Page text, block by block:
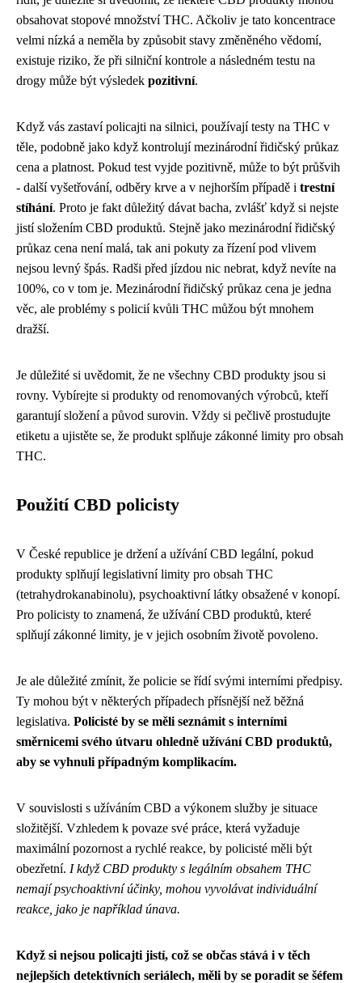
obsahovat stopové množství THC. Ačkoliv je tato koncentrace
velmi nízká a neměla by způsobit stavy změněného vědomí,
existuje riziko, že při silniční kontrole a následném testu na
drogy může být výsledek pozitivní.
Když vás zastaví policajti na silnici, používají testy na THC v
těle, podobně jako když kontrolujímezinárodní řidičský průkaz
cena a platnost. Pokud test vyjde pozitivně, může to být průšvih
- další vyšetřování, odběry krve a v nejhorším případě i trestní
stíhání. Proto je fakt důležitý dávat bacha, zvlášť když si nejste
jistí složením CBD produktů. Stejně jako mezinárodní řidičský
průkaz cena není malá, tak ani pokuty za řízení pod vlivem
nejsou levný špás. Radši před jízdou nic nebrat, když nevíte na
100%, co v tom je. Mezinárodní řidičský průkaz cena je jedna
věc, ale problémy s policií kvůli THC můžou být mnohem
dražší.
Je důležité si uvědomit, že ne všechny CBD produkty jsou si
rovny. Vybírejte si produkty od renomovaných výrobců, kteří
garantují složení a původ surovin. Vždy si pečlivě prostudujte
etiketu a ujistěte se, že produkt splňuje zákonné limity pro obsah
THC.
Použití CBD policisty
V České republice je držení a užívání CBD legální, pokud
produkty splňují legislativní limity pro obsah THC
(tetrahydrokanabinolu), psychoaktivní látky obsažené v konopí.
Pro policisty to znamená, že užívání CBD produktů, které
splňují zákonné limity, je v jejich osobním životě povoleno.
Je ale důležité zmínit, že policie se řídí svými interními předpisy.
Ty mohou být v některých případech přísnější než běžná
legislativa. Policisté by se měli seznámit s interními
směrnicemi svého útvaru ohledně užívání CBD produktů,
aby se vyhnuli případným komplikacím.
V souvislosti s užíváním CBD a výkonem služby je situace
složitější. Vzhledem k povaze své práce, která vyžaduje
maximální pozornost a rychlé reakce, by policisté měli být
obezřetní. I když CBD produkty s legálním obsahem THC
nemají psychoaktivní účinky, mohou vyvolávat individuální
reakce, jako je například únava.
Když si nejsou policajti jistí, což se občas stává i v těch
nejlepších detektivních seriálech, měli by se poradit se šéfem